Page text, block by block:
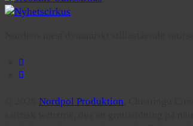
Nordpol Produktion